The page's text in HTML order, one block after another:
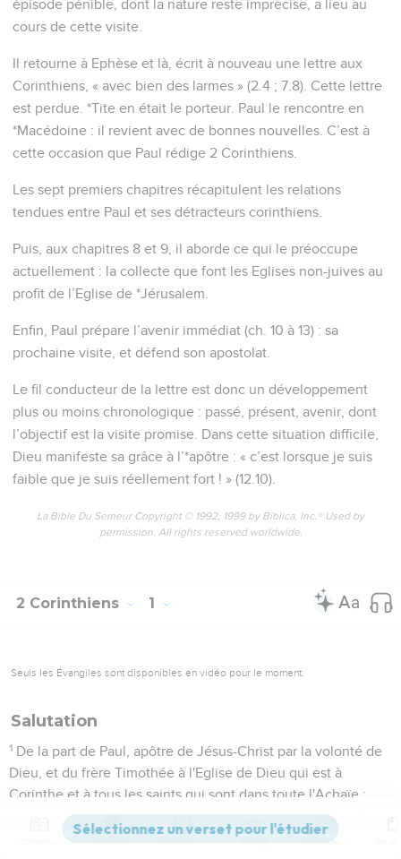
épisode pénible, dont la nature reste imprécise, a lieu au
cours de cette visite.
Il retourne à Ephèse et là, écrit à nouveau une lettre aux
Corinthiens, « avec bien des larmes » (2.4 ; 7.8). Cette lettre
est perdue. *Tite en était le porteur. Paul le rencontre en
*Macédoine : il revient avec de bonnes nouvelles. C’est à
cette occasion que Paul rédige 2 Corinthiens.
Les sept premiers chapitres récapitulent les relations
tendues entre Paul et ses détracteurs corinthiens.
Puis, aux chapitres 8 et 9, il aborde ce qui le préoccupe
actuellement : la collecte que font les Eglises non-juives au
profit de l’Eglise de *Jérusalem.
Enfin, Paul prépare l’avenir immédiat (ch. 10 à 13) : sa
prochaine visite, et défend son apostolat.
Le fil conducteur de la lettre est donc un développement
plus ou moins chronologique : passé, présent, avenir, dont
l’objectif est la visite promise. Dans cette situation difficile,
Dieu manifeste sa grâce à l’*apôtre : « c’est lorsque je suis
faible que je suis réellement fort ! » (12.10).
La Bible Du Semeur Copyright © 1992, 1999 by Biblica, Inc.® Used by
permission. All rights reserved worldwide.
2 Corinthiens 1
Seuls les Évangiles sont disponibles en vidéo pour le moment.
Salutation
1 De la part de Paul, apôtre de Jésus-Christ par la volonté de
Dieu, et du frère Timothée à l'Eglise de Dieu qui est à
Corinthe et à tous les saints qui sont dans toute l'Achaïe :
que la grâce et la paix vous soient données de la part de
Dieu notre Père et du Seigneur Jésus-Christ !
Versions Commentaires Strong